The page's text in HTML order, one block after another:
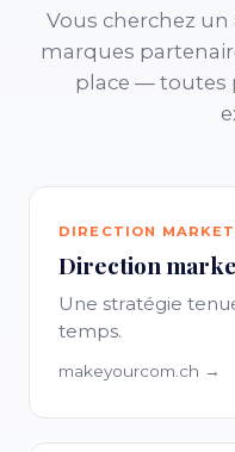
Vous cherchez un
marques
place — toutes
DIRECTION
Direction
Une stratégie
temps.
makeyourcom.ch →